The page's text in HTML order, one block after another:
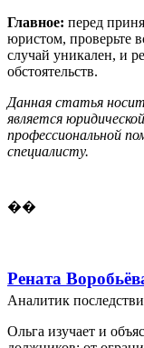
Главное: перед
юристом, проверьте
случай уникален, и
обстоятельств.
Данная статья
является
профессиональной
специалисту.
��
Рената
Аналитик
Ольга изучает и